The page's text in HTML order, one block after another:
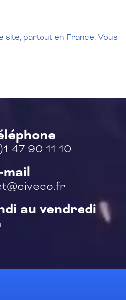
site, partout en France. Vous
47 90 11 10
au vendredi